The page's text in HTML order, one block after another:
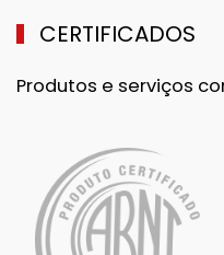
CERTIFICADOS
Produtos e serviços